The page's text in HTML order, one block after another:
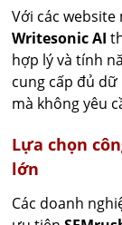
Với các
Writesonic AI
hợp lý và tính
cung cấp đủ
mà không yêu
Lựa chọn
lớn
Các doanh